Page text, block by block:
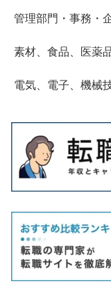
管理部門・事務・
素材、食品、医薬
電気、電子、機械